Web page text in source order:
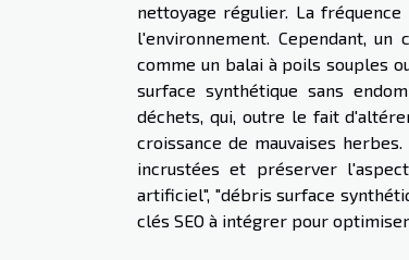
nettoyage régulier. La
l'environnement. Cependant,
comme un balai à poils souples
surface synthétique sans
déchets, qui, outre le fait
croissance de mauvaises
incrustées et préserver
artificiel", "débris surface
clés SEO à intégrer pour